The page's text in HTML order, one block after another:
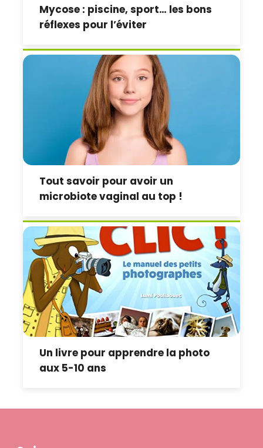
Mycose : piscine, sport… les bons
réflexes pour l’éviter
Tout savoir pour avoir un
microbiote vaginal au top !
Un livre pour apprendre la photo
aux 5-10 ans